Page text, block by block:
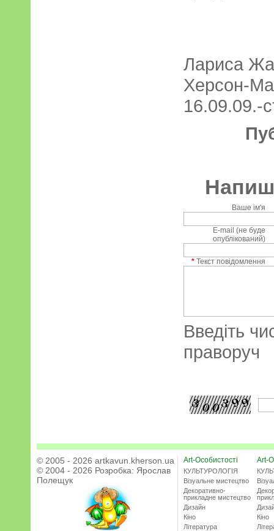
Лариса
Херсон-
16.09.09.-
Ваше ім'я
E-mail (не буде
опублікований)
* Текст повідомлення
Введіть
праворуч
© 2005 - 2026 artkavun.kherson.ua
© 2004 - 2026 Розробка: Ярослав
Полещук
Art-Особистості
КУЛЬТУРОЛОГІЯ
Візуальне мистецтво
Декоративно-
прикладне мистецтво
Дизайн
Кіно
Література
Art-
Кіно